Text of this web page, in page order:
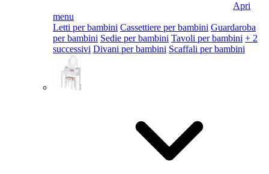
Apri
menu
Letti per bambini Cassettiere per bambini Guardaroba
per bambini Sedie per bambini Tavoli per bambini + 2
successivi Divani per bambini Scaffali per bambini